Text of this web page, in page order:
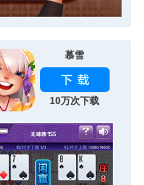
慕雪
10万次下载